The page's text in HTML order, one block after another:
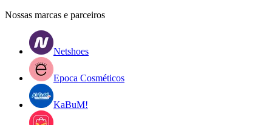
Nossas marcas e parceiros
Netshoes
Epoca Cosméticos
KaBuM!